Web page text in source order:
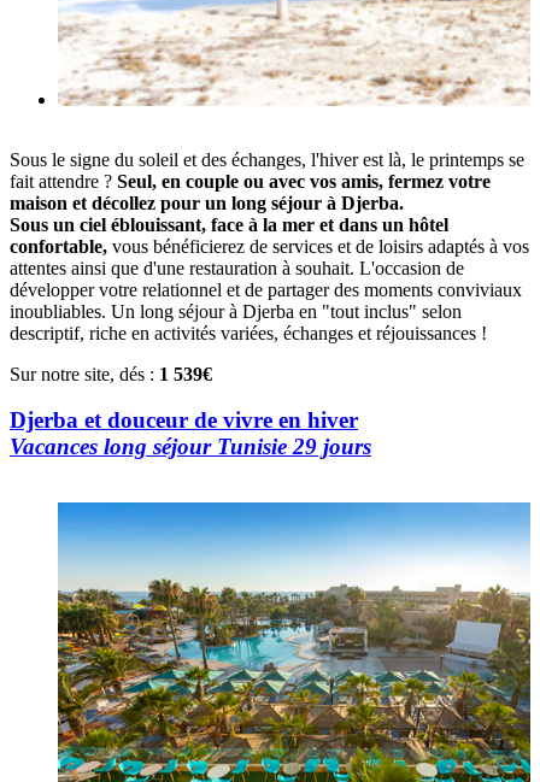
Sous le signe du soleil et des échanges, l'hiver est là, le printemps se
fait attendre ? Seul, en couple ou avec vos amis, fermez votre
maison et décollez pour un long séjour à Djerba.
Sous un ciel éblouissant, face à la mer et dans un hôtel
confortable, vous bénéficierez de services et de loisirs adaptés à vos
attentes ainsi que d'une restauration à souhait. L'occasion de
développer votre relationnel et de partager des moments conviviaux
inoubliables. Un long séjour à Djerba en "tout inclus" selon
descriptif, riche en activités variées, échanges et réjouissances !
Sur notre site, dés : 1 539€
Djerba et douceur de vivre en hiver
Vacances long séjour Tunisie 29 jours